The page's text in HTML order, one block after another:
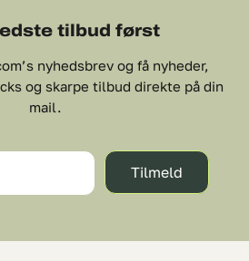
tilbud først
nyhedsbrev og få nyheder,
og skarpe tilbud direkte på din
mail.
Tilmeld